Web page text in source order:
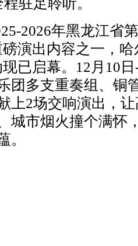
驻足聆听。
2026年黑龙江省
演出内容之一，
已启幕。12月10
团多支重奏组、铜
上2场交响演出，
城市烟火撞个满怀
。